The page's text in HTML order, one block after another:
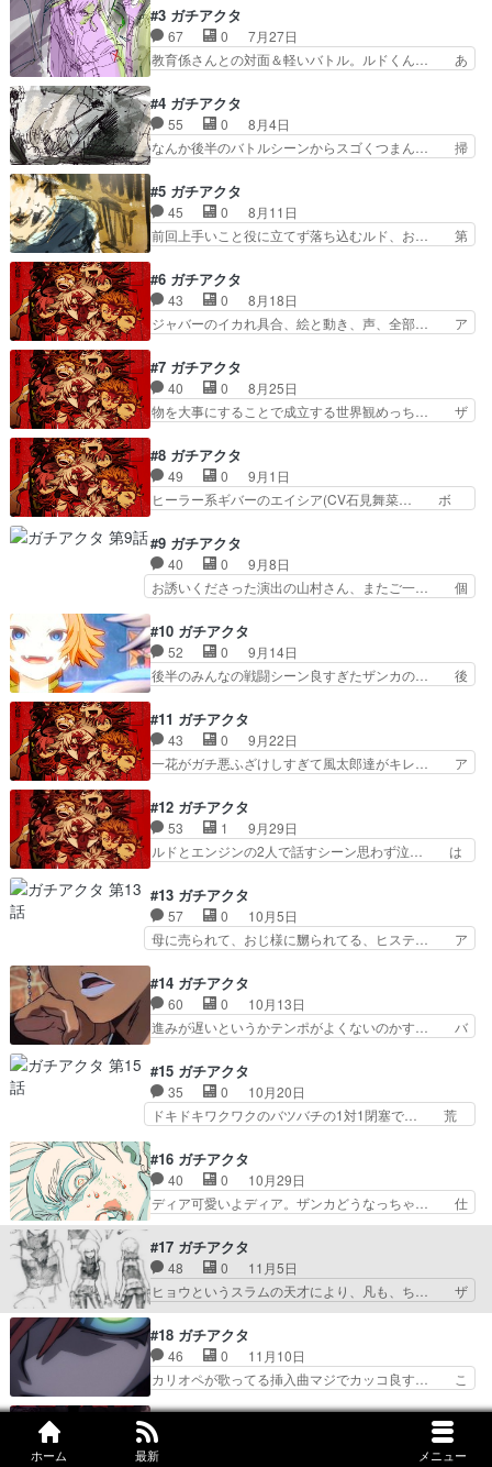
ホーム 最新 メニュー
って良かった・結構謎が多め… 32号のシャング
リラ・フロンティアを読ん… 芦屋市の真空ごみ収
集システムを思い出した…
だった女の子の態度をあいまいにせず、… 今期も
切れる作品無いかも… 色々時間が逼… エンジン
のビジュが良きこういう復讐バトル… つまらなく
はないんだけど特別面白くもない… せつじさん演
と戦い苦戦し諦めかけた時、… 大筋は復讐ダーク
ファンタジーでそういう感… 良い…が、なんだろ
うな。「マガジン感」と…
#3 ガチアクタ
67 0
7月27日
教育係さんとの対面＆軽いバトル。ルドくん… あ
カやっぱ色んな意味でいいわwwはよ次… 奈落と
いう名の下界には人のゴミだけじゃな… すっぽん
で戦うの草。何気ないシーンで作画…
『#GACHIAKUTA今回も面白かった… ザンカくん
れられて治療を受けて飯まで食… 能力バトルなの
に大事に使い続けたモノに思… やっぱりめちゃく
ちゃ面白いわ〜キャラデザ…
#4 ガチアクタ
55 0
8月4日
なんか後半のバトルシーンからスゴくつまん… 掃
屋本部にきていろいろあったルドだが、… ポテン
シャルを見ることが出来る人器？・人… 掃除屋本
部の説明とリヨウ紹介回って感じだ… めっちゃ暑
かったー朝から。特に仕事はなく… いまどき珍し
HUNTERXHUNTER好きな… これも映画化しそ
うなくらい人気でそうな気… リヨウの戦闘シーン
のカッコ良すぎないか！…
#5 ガチアクタ
45 0
8月11日
前回上手いこと役に立てず落ち込むルド、お… 第
屋ガチでいい人しかいなくね？ザンカ、… こちら
のアニメ声優さんがめちゃめちゃに良… そして、
ルドはギバーを使えるのか？ 前回… ザンカの戦
闘シーンかっこよかったな。さす… ザンカあまり
もう少しやるかと思ったら早… 今回も最高でし
た!!この天界にいた時も同… 自分の無力さを嘆く
ルド。ヤバそうなジャバ…
#6 ガチアクタ
43 0
8月18日
ジャバーのイカれ具合、絵と動き、声、全部… ア
を守ったグリスがで、レグトが言う自分… あーこ
れ面白くなる展開だね。ルドくんおそ… スタッフ
の皆様、ありがとうございます。石… ヘタレてい
た主人公（ルド）の覚醒イベント… 目力ある描き
た演技、特に笑い方良い！！… 心象風景の線画の
とこよかった全部セリフで… グリスもザンカも生
きててほしい、、、。ジ…
#7 ガチアクタ
40 0
8月25日
物を大事にすることで成立する世界観めっち… ザ
ぱいいですねー、この作品。これだけ文… 能力の
応用上手くておもれ〜、けどルドの能… グリスの
お守り強すぎる笑 守り特化だった… w強化され
たジャバーをドMつがw。瀕死や… 石見舞菜香さ
の拷問逆勘違いものの中でも… ルドとザンカのコ
ンビおもしろくていいわー… ルドのドMを認識す
るタイミングよwガンギ…
#8 ガチアクタ
49 0
9月1日
ヒーラー系ギバーのエイシア(CV石見舞菜… ボ
の能力発動条件おもろいなそして「壊す… グリス
生きてて良かった最近のcv日野さん… wグリス生
きてたw。急に現れたボスのコル… ルドが段々仲
間思いになってきてて掃除屋メ… 下界は天界より
リスは生きていてピンピン… ゴミの使い方を探る
ようなルドの能力チート… 修行ではないけどそれ
に近い回。今更ながら…
#9 ガチアクタ
40 0
9月8日
お誘いくださった演出の山村さん、またご一… 個
良いものも悪い者もくれる掃除屋が禁域… ドーパ
ミン中毒のZガキだからバトル無いと… ルドの手
痛々しいなぁ。リヨウの過去も気に… 第９話感
想：自分のベッドの上に女の子が居… 正直オーガ
索行許可が出てエンジンは下… ラクガキ王国遊び
たくなったｵ,,,ｵｰｯ… 冒頭のなんだか大人っぽいリ
ヨウと手の事を…
#10 ガチアクタ
52 0
9月14日
後半のみんなの戦闘シーン良すぎたザンカの… 後
ザーさんキャラの格、の巻。前半は落書… 内容的
にはほぼ王道的な少年漫画と思うが、… オーガス
トを宥めようとするエイシアの様子… 護符か簡単
に描いてもらい次は主人公が天界… 主人公の能力
ゃんで言う事ない！！大久保… 「そこ兄妹かよ」
の心の声は合致した絶対ノ… 泣きアニメに向けて
フィナーレ始まったな花…
#11 ガチアクタ
43 0
9月22日
一花がガチ悪ふざけしすぎて風太郎達がキレ… ア
ー斎賀さんかっこよすぎる…神器の過… 話通じな
いタイプのキチガイ俺はずっと夏休… 得体のしれ
ないアモ、花澤さんの演技がすご… アモが靴で発
した匂いを嗅ぐとアモを恋人だ… タムジーかっこ
ぎるこれからどうなるか続… アモがバチクソにメ
ンヘラで震えた。エンジ… 匂いが強い人が好
み？？匂いを操作する能力…
#12 ガチアクタ
53 1
9月29日
ルドとエンジンの2人で話すシーン思わず泣… は
生宗主の覇道譚 アニメ観ながらお絵… 曲も熱く
て漲るし衣装もお洒落で見てて全然… 「メンヘラ
女捕獲完了」は思わず吹き出して… 男女平等パン
チの巻。ここで以前の落書き効… ・デルモンさん
幸せな時間」を思い出させ… タムジー冷静で強
い。その通りだけどメンヘ… 今回も面白かったで
す!!タムジー死ぬ程カ…
#13 ガチアクタ
57 0
10月5日
母に売られて、おじ様に嬲られてる、ヒステ… ア
さんの裸はやめてくれ！ルドの笑顔好き… アモち
ゃんの過去もえぐいなぁ親に売られて… 自身の身
の上話を語るアモさん。その内容は… とき宣の新
ed良すぎて高まった(DJ)ズ… 児童売春の過去が
ぁ～』という感想が出… あまりにショッキングな
内容すぎて…母親に… アモの回想えぐかった…フ
ァンタジーだから…
#14 ガチアクタ
60 0
10月13日
進みが遅いというかテンポがよくないのかす… バ
肉マン構図の巻。今回から後半戦で新O… リヨウ
達の怪我を治す為に立ち寄るのは、ル… どんなだ
ろ〜くらいの気持ちで見始めたけど… 次回いきな
り頂上決戦か？⚪︎ある日、お姫… アモはあの後ど
いのもかっこよかったセミ… 受付のセミュ、とん
でもなく強かった何故受… ついに第2クールへと
突入！相変わらずの良…
#15 ガチアクタ
35 0
10月20日
ドキドキワクワクのバツバチの1対1閉塞で… 荒
ぶりに良質なアレンジを観た。アレとア… 仕事を
ゲーム感覚で進めるのはZ世代でヤバ… ルドと離
され散らばったエンジン達、各相手… けどアツい
展開だわ！敵の能力も面白そうだ… どの漫画でも
てそれぞれが戦うとか面白さ… ゾディルがルドが
天界に対して恨みを持って… バトル漫画特有のご
都合タイマン展開チーム…
#16 ガチアクタ
40 0
10月29日
ディア可愛いよディア。ザンカどうなっちゃ… 仕
事中に酒飲むキチガイ溜め回長すぎて苦し… バト
ルシーンかなり早いのに何やってるか分… 戦闘シ
ーンの作画凄いザンカかっこいい！！ さらっと今
期1クオリティの作画でとんでも… ザンカのモノ
ローグからの終盤のザンカVS… ブロとディアの
バスの情報を得ようとして… コーヒー飲んでたけ
ど。この情報で荒らし屋… ブロとディアはブンド
ゥスと対峙するも情報…
#17 ガチアクタ
48 0
11月5日
ヒョウというスラムの天才により、凡も、ち… ザ
ンカの過去、努力の子なのね。ポッと出の… 青の
オーケストラ5話 話の運び方が普通に… ザンカ
の過去話、なぜ棒が武器なのか、そし… と思った
のに全部幻覚ですか…ジャバーさん… ザンカの過
去がいろいろと切ない。普段スン… なぁこの展開
まじで言ってますか??天才だ… ザンカの過去、
積み上げてきた努力が天才に… 幻覚を見せられて
笑うザンカそれを横で寝転… なにこれ、ちょっと
#18 ガチアクタ
46 0
11月10日
カリオペが歌ってる挿入曲マジでカッコ良す… こ
読めない展開や圧巻の作画で毎回楽しま… リヨウ
vsネルデ、ここにきて人器ではなく… どんなに能
力があっても、銃の方が強いとい… 結局電気の髪
#19 ガチアクタ